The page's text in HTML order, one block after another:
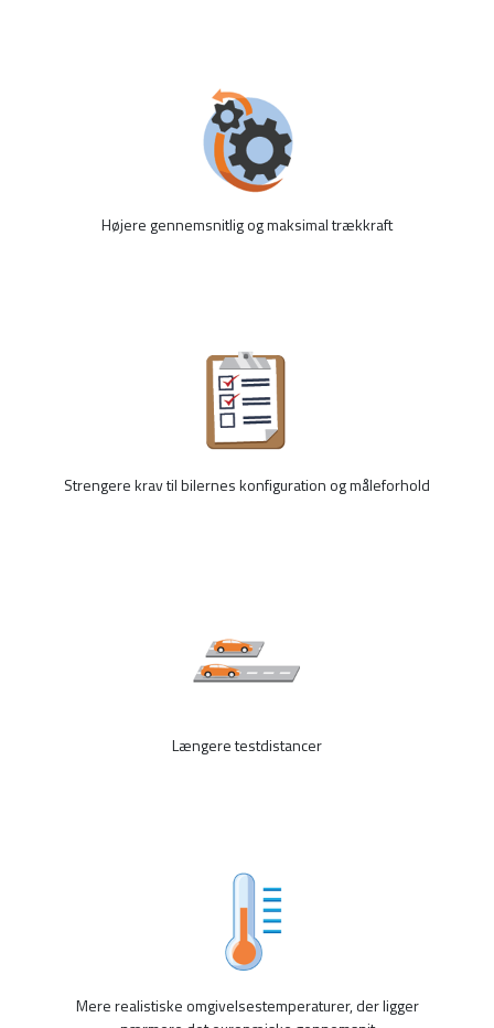
Højere gennemsnitlig og maksimal trækkraft
Strengere krav til bilernes konfiguration og måleforhold
Længere testdistancer
Mere realistiske omgivelsestemperaturer, der ligger